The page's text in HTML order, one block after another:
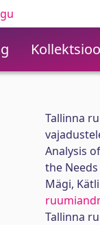
Tallinna
Analysis
the
Mägi,
Tallinna